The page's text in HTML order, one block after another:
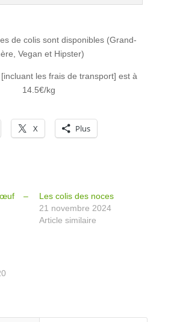
de colis sont disponibles (Grand-
Vegan et Hipster)
les frais de transport] est à
14.5€/kg
X Plus
–
Les colis des noces
21 novembre 2024
Article similaire